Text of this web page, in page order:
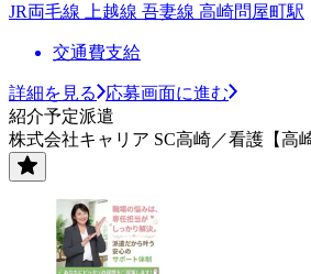
JR両毛線 上越線 吾妻線 高崎問屋町駅
交通費支給
詳細を見る
応募画面に進む
紹介予定派遣
株式会社キャリア SC高崎／看護【高